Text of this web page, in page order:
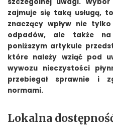
zajmuje się taką usługą,
znaczący wpływ nie
odpadów, ale także
poniższym artykule
które należy wziąć pod
wywozu nieczystości
przebiegał sprawnie i
normami.
Lokalna